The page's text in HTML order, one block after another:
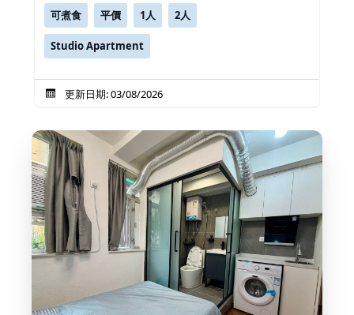
可煮食 平價 1人 2人
Studio Apartment
更新日期: 03/08/2026